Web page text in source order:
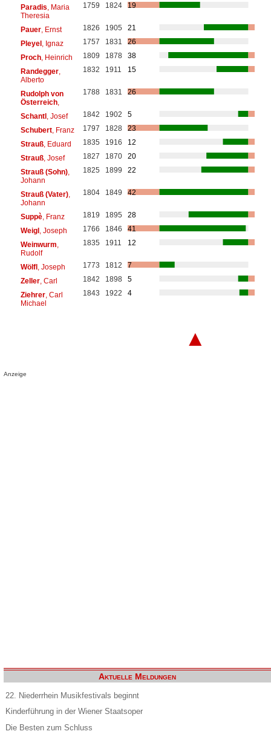
Paradis , Maria
Theresia
1759 1824 19
Pauer, Ernst 1826 1905
21
Pleyel, Ignaz 1757 1831
26
Proch, Heinrich 1809 1878
38
Randegger,
Alberto
1832 1911 15
Rudolph von
Österreich,
1788 1831 26
Schantl, Josef 1842 1902
5
Schubert, Franz 1797 1828
23
Strauß, Eduard 1835 1916
12
Strauß, Josef 1827 1870
20
Strauß (Sohn),
Johann
1825 1899 22
Strauß (Vater),
Johann
1804 1849 42
Suppè, Franz 1819 1895
28
Weigl, Joseph 1766 1846
41
Weinwurm
Rudolf
1835 1911 12
Wölfl, Joseph 1773 1812
7
Zeller, Carl 1842 1898
5
Ziehrer, Carl
Michael
1843 1922 4
▲
Anzeige
Aktuelle Meldungen
22. Niederrhein Musikfestivals beginnt
Kinderführung in der Wiener Staatsoper
Die Besten zum Schluss